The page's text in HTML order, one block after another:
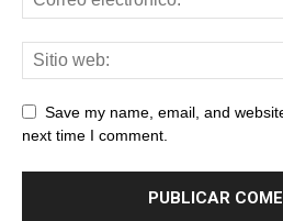
Save my name, email, and
next time I comment.